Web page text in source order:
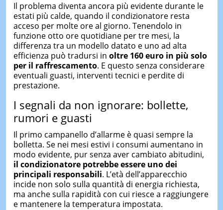
Il problema diventa ancora più evidente durante le
estati più calde, quando il condizionatore resta
acceso per molte ore al giorno. Tenendolo in
funzione otto ore quotidiane per tre mesi, la
differenza tra un modello datato e uno ad alta
efficienza può tradursi in oltre 160 euro in più solo
per il raffrescamento. E questo senza considerare
eventuali guasti, interventi tecnici e perdite di
prestazione.
I segnali da non ignorare: bollette,
rumori e guasti
Il primo campanello d’allarme è quasi sempre la
bolletta. Se nei mesi estivi i consumi aumentano in
modo evidente, pur senza aver cambiato abitudini,
il condizionatore potrebbe essere uno dei
principali responsabili. L’età dell’apparecchio
incide non solo sulla quantità di energia richiesta,
ma anche sulla rapidità con cui riesce a raggiungere
e mantenere la temperatura impostata.